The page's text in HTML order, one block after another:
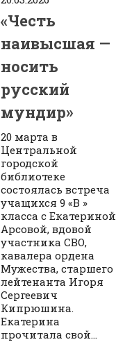
«Честь
наивысшая —
носить
русский
мундир»
20 марта в
Центральной
городской
библиотеке
состоялась встреча
учащихся 9 «В »
класса с Екатериной
Арсовой, вдовой
участника СВО,
кавалера ордена
Мужества, старшего
лейтенанта Игоря
Сергеевич
Кипрюшина.
Екатерина
прочитала свой...